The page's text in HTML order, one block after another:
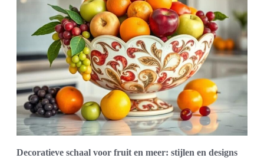
Decoratieve schaal voor fruit en meer: stijlen en designs